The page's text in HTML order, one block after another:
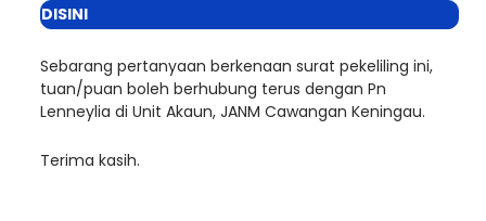
DISINI
Sebarang pertanyaan berkenaan surat pekeliling ini,
tuan/puan boleh berhubung terus dengan Pn
Lenneylia di Unit Akaun, JANM Cawangan Keningau.
Terima kasih.